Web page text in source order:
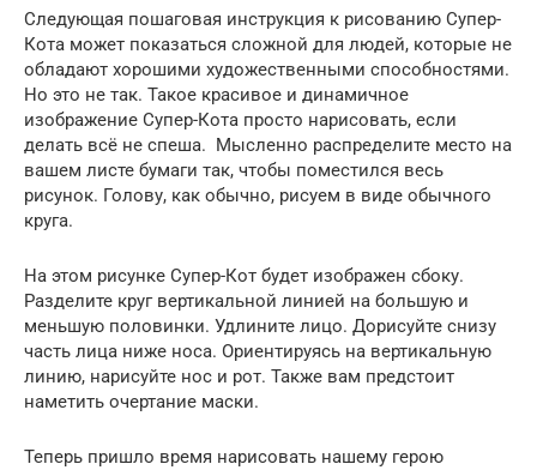
Следующая пошаговая инструкция к рисованию Супер-
Кота может показаться сложной для людей, которые не
обладают хорошими художественными способностями.
Но это не так. Такое красивое и динамичное
изображение Супер-Кота просто нарисовать, если
делать всё не спеша. Мысленно распределите место на
вашем листе бумаги так, чтобы поместился весь
рисунок. Голову, как обычно, рисуем в виде обычного
круга.
На этом рисунке Супер-Кот будет изображен сбоку.
Разделите круг вертикальной линией на большую и
меньшую половинки. Удлините лицо. Дорисуйте снизу
часть лица ниже носа. Ориентируясь на вертикальную
линию, нарисуйте нос и рот. Также вам предстоит
наметить очертание маски.
Теперь пришло время нарисовать нашему герою